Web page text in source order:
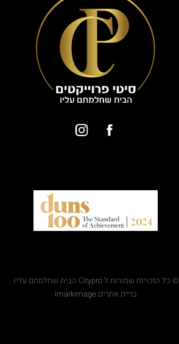
© כל הזכויות שמורות ל Citypro הבית שחלמתם עליו
בניית אתרים imarkimage